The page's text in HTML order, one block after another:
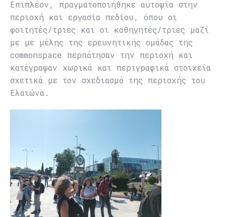
Επιπλέον, πραγματοποιήθηκε αυτοψία στην
περιοχή και εργασία πεδίου, όπου οι
φοιτητές/τριες και οι καθηγητές/τριες μαζί
με με μέλης της ερευνητικής ομάδας της
commonspace περπάτησαν την περιοχή και
κατέγραψαν χωρικά και περιγραφικά στοιχεία
σχετικά με τον σχεδιασμό της περιοχής του
Ελαιώνα.